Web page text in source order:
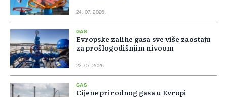
24. 07. 2026.
GAS
Evropske zalihe gasa sve više zaostaju
za prošlogodišnjim nivoom
22. 07. 2026.
GAS
Cijene prirodnog gasa u Evropi